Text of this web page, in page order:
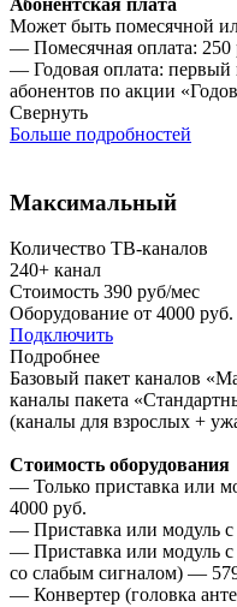
Абонентская плата
Может быть помесячной
— Помесячная оплата: 250
— Годовая оплата:
абонентов по акции
Свернуть
Больше подробностей
Максимальный
Количество ТВ-каналов
240+ канал
Стоимость 390 руб/мес
Оборудование от 4000 руб.
Подключить
Подробнее
Базовый пакет каналов
каналы пакета
(каналы для взрослых +
Стоимость оборудования
— Только приставка или
4000 руб.
— Приставка или модуль
— Приставка или модуль с
со слабым сигналом) —
— Конвертер (головка